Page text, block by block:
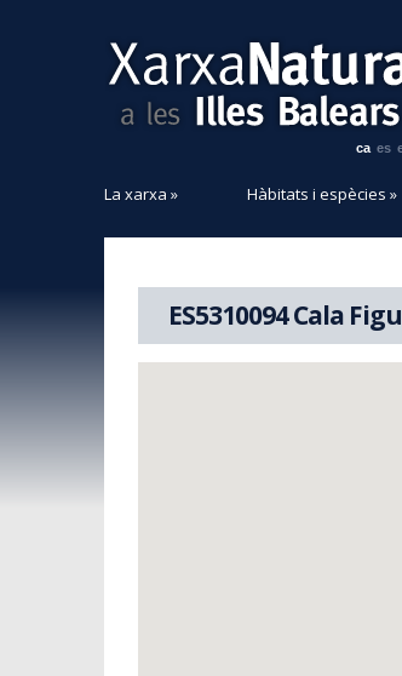
ca es
La xarxa » Hàbitats i espècies »
ES5310094 Cala